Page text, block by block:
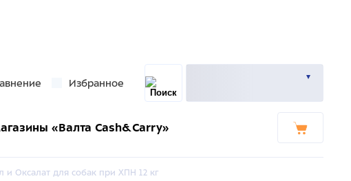
Избранное
«Валта Cash&Carry»
Оксалат для собак при ХПН 12 кг